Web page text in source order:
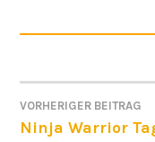
VORHERIGER BEITRAG
Ninja Warrior